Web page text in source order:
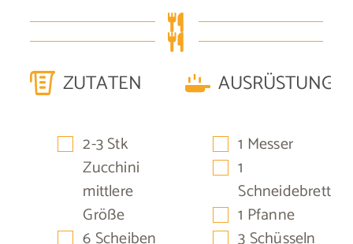
ZUTATEN
▢
2-3Stk
Zucchini
mittlere
Größe
▢
AUSRÜSTUNG
▢
1 Messer
▢
1
Schneidebrett
▢
1 Pfanne
▢